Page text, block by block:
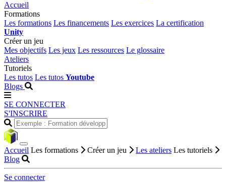
Accueil
Formations
Les formations Les financements Les exercices La certification
Unity
Créer un jeu
Mes objectifs Les jeux Les ressources Le glossaire
Ateliers
Tutoriels
Les tutos Les tutos Youtube
Blogs
SE CONNECTER
S'INSCRIRE
Accueil Les formations Créer un jeu Les ateliers Les tutoriels
Blog
Se connecter